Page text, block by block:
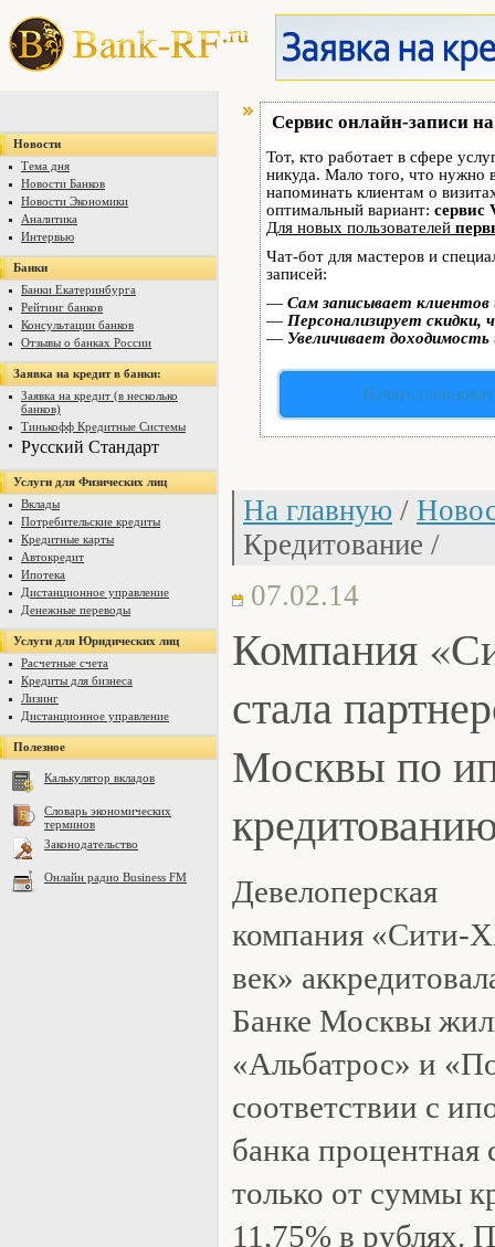
Новости
Тема дня
Новости Банков
Новости Экономики
Аналитика
Интервью
Банки
Банки Екатеринбурга
Рейтинг банков
Консультации банков
Отзывы о банках России
Заявка на кредит в банки:
Заявка на кредит (в несколько
банков)
Тинькофф Кредитные Системы
Русский Стандарт
Услуги для Физических лиц
Вклады
Потребительские кредиты
Кредитные карты
Автокредит
Ипотека
Дистанционное управление
Денежные переводы
Услуги для Юридических лиц
Расчетные счета
Кредиты для бизнеса
Лизинг
Дистанционное управление
Полезное
Калькулятор вкладов
Словарь экономических
терминов
Законодательство
Онлайн радио Business FM
Сервис онлайн-записи
Тот, кто работает в сфере
никуда. Мало того, что нужно
напоминать клиентам о
оптимальный вариант: сервис
Для новых пользователей
Чат-бот для мастеров и
записей:
— Сам записывает
— Персонализирует скидки,
— Увеличивает
Начать
На главную /
Кредитование /
07.02.14
Компания
стала
Москвы по
Девелоперская
компания «Сити-
век»
Банке Москвы
«Альбатрос» и
соответствии с
банка процентная
только от суммы
11,75% в рублях.